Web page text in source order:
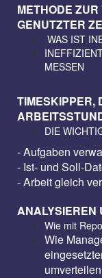
METHODE
GENUTZTER
WAS IST
MESSEN
TIMESKIPPER,
DIE
- Aufgaben
- Ist- und Soll-
- Arbeit gleich
ANALYSIEREN
Wie mit
Wie